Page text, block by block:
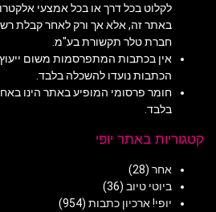
לקלוט בכל דרך או בכל אמצעי
באתר זה, אלא אך ורק לאחר קבלת
חברת טלר תקשורת בע"מ.
אין בכתבות המתפרסמות משום
הכתבות נועדו להשכלה בלבד.
חומר פרסומי המופיע באתר הינו
בלבד.
קטגוריות באתר יופי
אחר (28)
ביוטי טיוב (36)
יופי! ארכיון כתבות (954)